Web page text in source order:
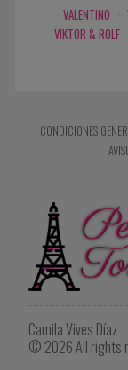
VALENTINO ·
VIKTOR & ROLF
CONDICIONES
Camila Vives Díaz
© 2026 All rights